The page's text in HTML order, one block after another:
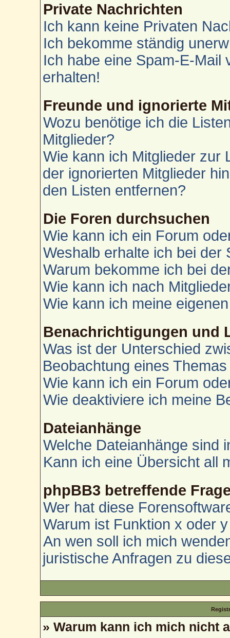
Private Nachrichten
Ich kann keine Privaten
Ich bekomme ständig
Ich habe eine Spam-E-Mail
erhalten!
Freunde und ignorierte
Wozu benötige ich die
Mitglieder?
Wie kann ich Mitglieder zur
der ignorierten Mitglieder
den Listen entfernen?
Die Foren durchsuchen
Wie kann ich ein Forum
Weshalb erhalte ich bei der
Warum bekomme ich bei
Wie kann ich nach
Wie kann ich meine
Benachrichtigungen und
Was ist der Unterschied
Beobachtung eines
Wie kann ich ein Forum
Wie deaktiviere ich meine
Dateianhänge
Welche Dateianhänge sind
Kann ich eine Übersicht all
phpBB3 betreffende
Wer hat diese
Warum ist Funktion x oder
An wen soll ich mich
juristische Anfragen zu
» Warum kann ich mich nicht